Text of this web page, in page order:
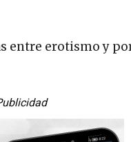
erotismo y